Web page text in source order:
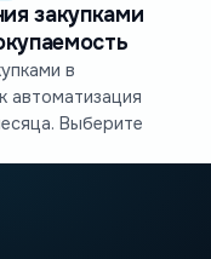
закупками
в
автоматизация
Выберите